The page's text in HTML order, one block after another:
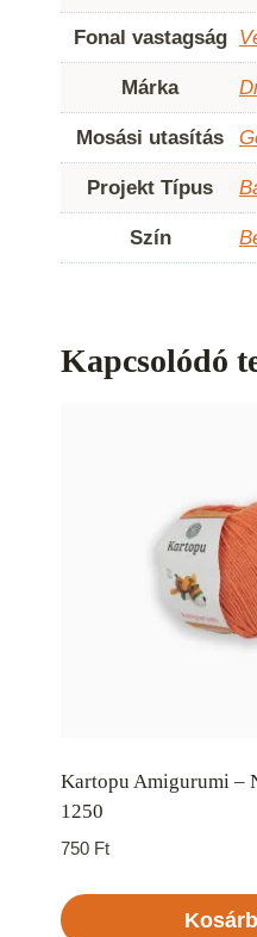
Fonal vastagság
Márka
Mosási utasítás
Projekt Típus
Szín
Kapcsolódó
Kartopu Amigurumi –
1250
750 Ft